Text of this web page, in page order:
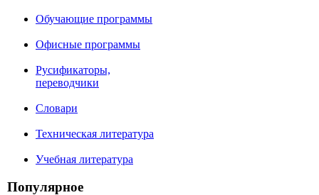
Обучающие программы
Офисные программы
Русификаторы,
переводчики
Словари
Техническая литература
Учебная литература
Популярное